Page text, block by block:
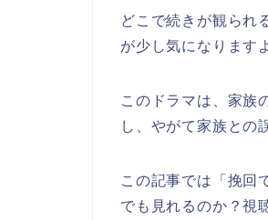
どこで続きが観られ
が少し気になります
このドラマは、家族
し、やがて家族との
この記事では 「挽回
でも見れるのか？視